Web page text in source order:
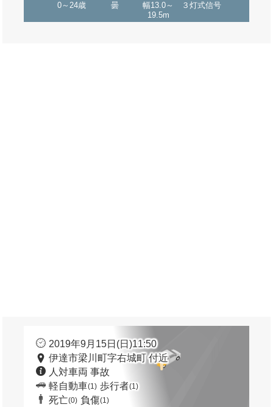
0～24歳 曇
幅13.0～
19.5m
３灯式信号
2019年9月15日(日)11:50
伊達市梁川町字右城町 付近
人対車両 事故
軽自動車(1) 歩行者(1)
死亡(0) 負傷(1)